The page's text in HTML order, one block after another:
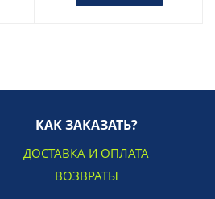
КАК ЗАКАЗАТЬ?
ДОСТАВКА И ОПЛАТА
ВОЗВРАТЫ